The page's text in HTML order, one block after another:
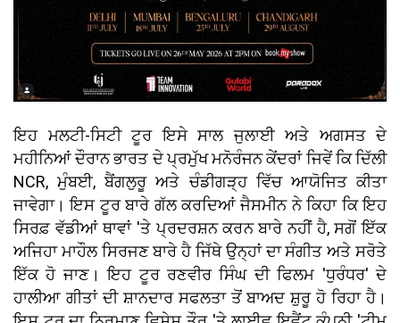
ਇਹ ਮਲਟੀ-ਸਿਟੀ ਟੂਰ ਇਸੇ ਸਾਲ ਜੁਲਾਈ ਅਤੇ ਅਗਸਤ ਦੇ
ਮਹੀਨਿਆਂ ਦੌਰਾਨ ਭਾਰਤ ਦੇ ਪ੍ਰਮੁੱਖ ਮਨੋਰੰਜਨ ਕੇਂਦਰਾਂ ਜਿਵੇਂ ਕਿ ਦਿੱਲੀ
NCR, ਮੁੰਬਈ, ਬੈਂਗਲੁਰੂ ਅਤੇ ਚੰਡੀਗੜ੍ਹ ਵਿੱਚ ਆਯੋਜਿਤ ਕੀਤਾ
ਜਾਵੇਗਾ। ਇਸ ਟੂਰ ਬਾਰੇ ਗੱਲ ਕਰਦਿਆਂ ਜੈਸਮੀਨ ਨੇ ਕਿਹਾ ਕਿ ਇਹ
ਸਿਰਫ਼ ਵੱਡੀਆਂ ਥਾਵਾਂ 'ਤੇ ਪ੍ਰਦਰਸ਼ਨ ਕਰਨ ਬਾਰੇ ਨਹੀਂ ਹੈ, ਸਗੋਂ ਇੱਕ
ਅਜਿਹਾ ਮਾਹੌਲ ਸਿਰਜਣ ਬਾਰੇ ਹੈ ਜਿੱਥੇ ਉਨ੍ਹਾਂ ਦਾ ਸੰਗੀਤ ਅਤੇ ਸਰੋਤੇ
ਇੱਕ ਹੋ ਜਾਣ। ਇਹ ਟੂਰ ਰਣਵੀਰ ਸਿੰਘ ਦੀ ਫਿਲਮ 'ਧੁਰੰਧਰ' ਦੇ
ਹਾਲੀਆ ਗੀਤਾਂ ਦੀ ਸ਼ਾਨਦਾਰ ਸਫਲਤਾ ਤੋਂ ਬਾਅਦ ਸ਼ੁਰੂ ਹੋ ਰਿਹਾ ਹੈ।